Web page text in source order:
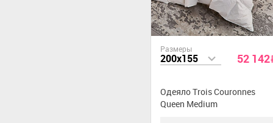
Размеры
200x155 52 142
Одеяло Trois Couronnes
Queen Medium